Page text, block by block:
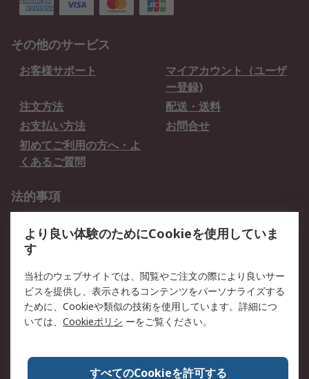
その他のサービス
お客様サポート
マイアカウント（ユーザ
ー登録)
注文方法
配送・送料
お支払い方法
お問合せ
初めてご利用の方へ・よ
くあるご質問
法的事項
クッキーポリシー
RSについて
会社概要
採用情報
プレスリリース＆お知ら
コーポレートサイト
全世界のRS
RSの歴史
より良い体験のためにCookieを使用していま
す
当社のウェブサイトでは、閲覧やご注文の際により良いサー
ビスを提供し、表示されるコンテンツをパーソナライズする
ために、Cookieや類似の技術を使用しています。詳細につ
いては、 Cookieポリシ ーをご覧ください。
すべてのCookieを許可する